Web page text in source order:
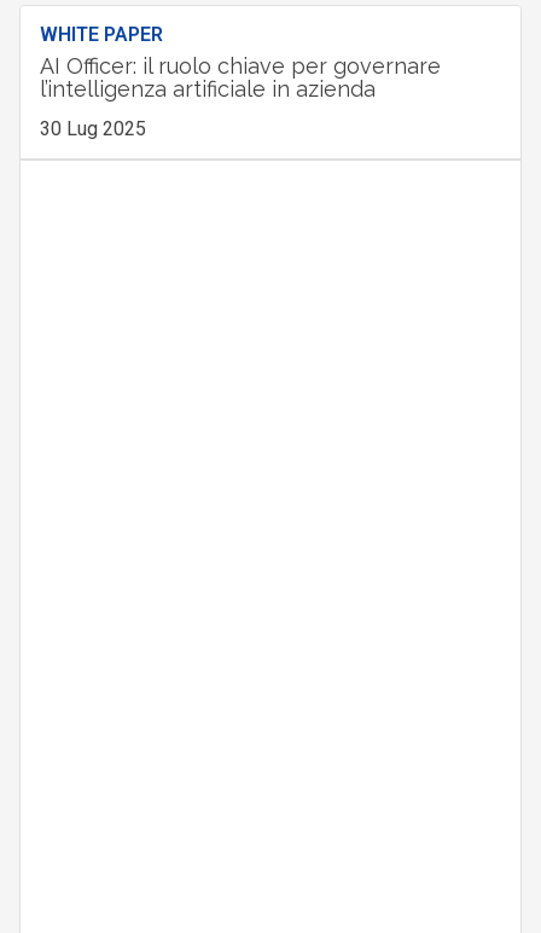
WHITE PAPER
AI Officer: il ruolo chiave per governare
l’intelligenza artificiale in azienda
30 Lug 2025